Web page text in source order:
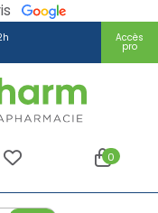
Accès
pro
Votre
0